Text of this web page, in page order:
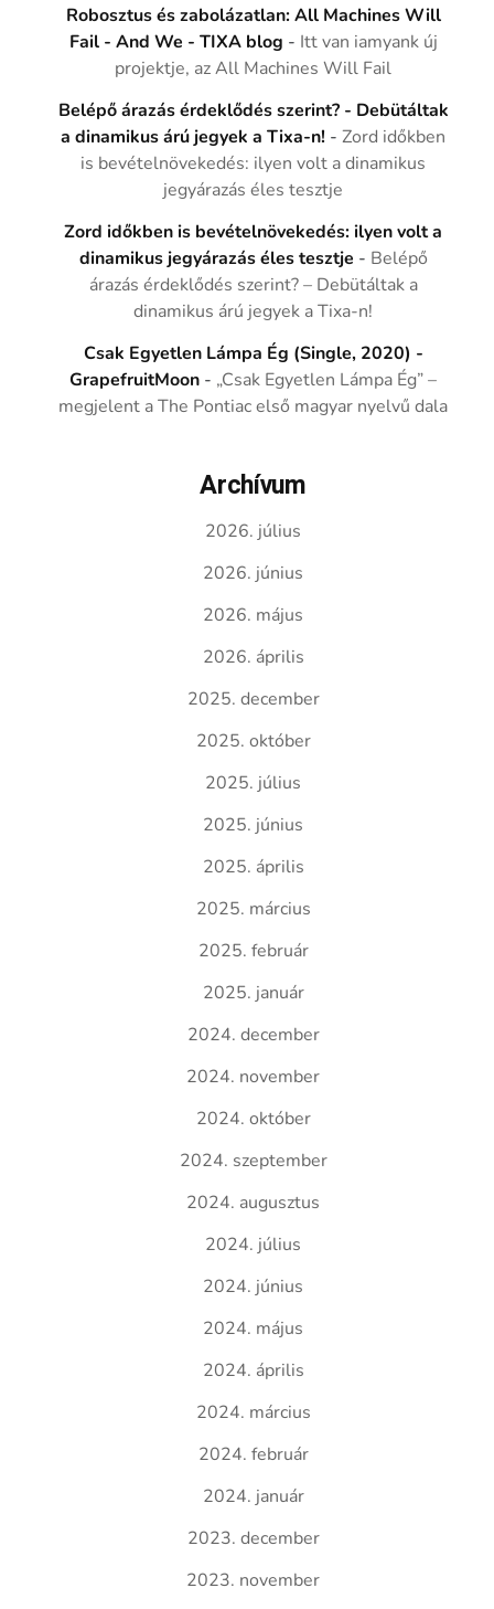
Robosztus és zabolázatlan: All Machines Will
Fail - And We - TIXA blog - Itt van iamyank új
projektje, az All Machines Will Fail
Belépő árazás érdeklődés szerint? - Debütáltak
a dinamikus árú jegyek a Tixa-n! -Zord időkben
is bevételnövekedés: ilyen volt a dinamikus
jegyárazás éles tesztje
Zord időkben is bevételnövekedés: ilyen volt a
dinamikus jegyárazás éles tesztje - Belépő
árazás érdeklődés szerint? – Debütáltak a
dinamikus árú jegyek a Tixa-n!
Csak Egyetlen Lámpa Ég (Single, 2020) -
GrapefruitMoon - „Csak Egyetlen Lámpa Ég” –
megjelent a The Pontiac első magyar nyelvű dala
Archívum
2026. július
2026. június
2026. május
2026. április
2025. december
2025. október
2025. július
2025. június
2025. április
2025. március
2025. február
2025. január
2024. december
2024. november
2024. október
2024. szeptember
2024. augusztus
2024. július
2024. június
2024. május
2024. április
2024. március
2024. február
2024. január
2023. december
2023. november